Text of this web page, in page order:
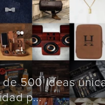
de 500 ideas
p...